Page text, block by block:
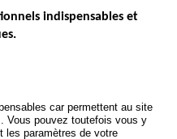
DES ACCIDENTS DE
indispensables et
car permettent au site
Vous pouvez toutefois vous y
les paramètres de votre